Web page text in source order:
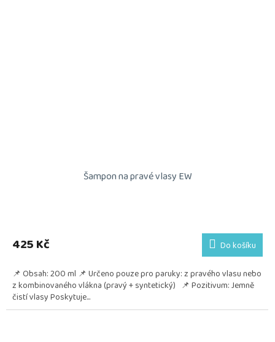
Šampon na pravé vlasy EW
425 Kč Do košíku
📌 Obsah: 200 ml 📌 Určeno pouze pro paruky: z pravého vlasu nebo
z kombinovaného vlákna (pravý + syntetický) 📌 Pozitivum: Jemně
čistí vlasy Poskytuje...